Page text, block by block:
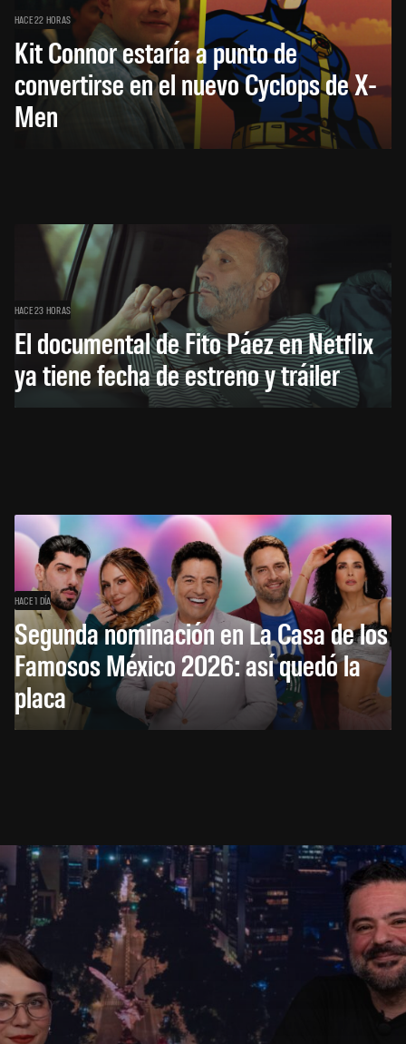
HACE 22 HORAS
Kit Connor estaría a punto de
convertirse en el nuevo Cyclops de X-
Men
HACE 23 HORAS
El documental de Fito Páez en Netflix
ya tiene fecha de estreno y tráiler
HACE 1 DÍA
Segunda nominación en La Casa de los
Famosos México 2026: así quedó la
placa